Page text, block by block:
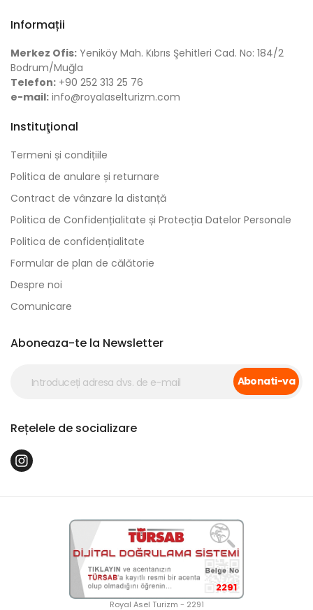
Informații
Merkez Ofis: Yeniköy Mah. Kıbrıs Şehitleri Cad. No: 184/2
Bodrum/Muğla
Telefon: +90 252 313 25 76
e-mail: info@royalaselturizm.com
Instituţional
Termeni și condițiile
Politica de anulare și returnare
Contract de vânzare la distanță
Politica de Confidențialitate și Protecția Datelor Personale
Politica de confidențialitate
Formular de plan de călătorie
Despre noi
Comunicare
Aboneaza-te la Newsletter
Abonati-va
Rețelele de socializare
2291
Royal Asel Turizm - 2291